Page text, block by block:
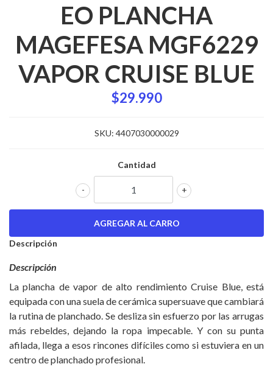
EO PLANCHA
MAGEFESA MGF6229
VAPOR CRUISE BLUE
$29.990
SKU: 4407030000029
Cantidad
+
-
Descripción
Descripción
La plancha de vapor de alto rendimiento Cruise Blue, está
equipada con una suela de cerámica supersuave que cambiará
la rutina de planchado. Se desliza sin esfuerzo por las arrugas
más rebeldes, dejando la ropa impecable. Y con su punta
afilada, llega a esos rincones difíciles como si estuviera en un
centro de planchado profesional.